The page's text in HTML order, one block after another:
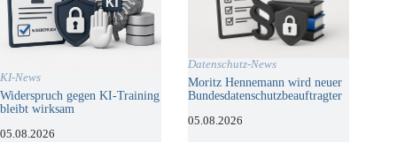
KI-News
Widerspruch gegen KI-Training
bleibt wirksam
05.08.2026
Datenschutz-News
Moritz Hennemann wird neuer
Bundesdatenschutzbeauftragter
05.08.2026